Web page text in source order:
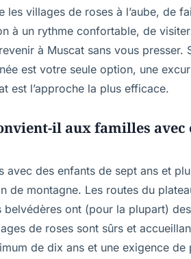
les villages de roses à l’aube, de
à un rythme confortable, de
à Muscat sans vous presser.
est votre seule option, une
est l’approche la plus efficace.
il aux familles avec
avec des enfants de sept ans et
de montagne. Les routes du
belvédères ont (pour la plupart)
de roses sont sûrs et
de dix ans et une exigence de